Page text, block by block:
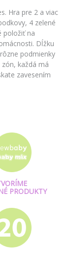
Hra pre 2 a viac
4 zelené
položiť na
Dĺžku
podmienky
každá má
zavesením
PRODUKTY